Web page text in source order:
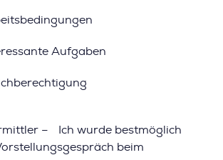
Aufgaben
– Ich wurde bestmöglich
beim